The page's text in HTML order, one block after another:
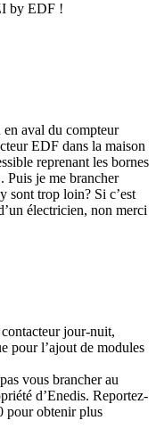
by EDF !
en aval du compteur
EDF dans la maison
reprenant les bornes
Puis je me brancher
sont trop loin? Si c’est
électricien, non merci
jour-nuit,
pour l’ajout de modules
vous brancher au
d’Enedis. Reportez-
pour obtenir plus